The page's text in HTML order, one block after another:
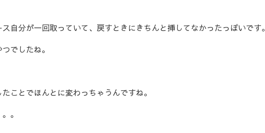
自分が一回取っていて、戻すときにきちんと挿してなかったっぽいです。
でしたね。
ことでほんとに変わっちゃうんですね。
。